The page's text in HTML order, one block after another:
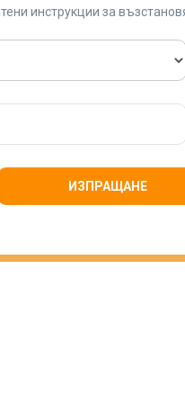
инструкции за
ИЗПРАЩАНЕ